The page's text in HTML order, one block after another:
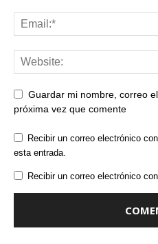
Guardar mi nombre, correo
próxima vez que comente
Recibir un correo electrónico
esta entrada.
Recibir un correo electrónico